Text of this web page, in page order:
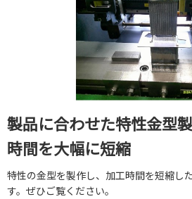
製品に合わせた特性金型
時間を大幅に短縮
特性の金型を製作し、加工時間を短縮し
す。ぜひご覧ください。